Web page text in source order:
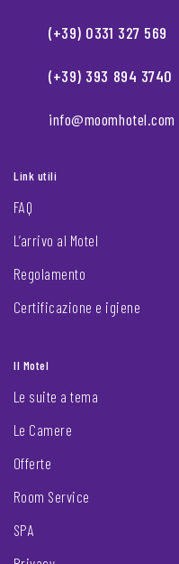
(+39) 0331 327 569
(+39) 393 894 3740
info@moomhotel.com
Link utili
FAQ
L’arrivo al Motel
Regolamento
Certificazione e igiene
Il Motel
Le suite a tema
Le Camere
Offerte
Room Service
SPA